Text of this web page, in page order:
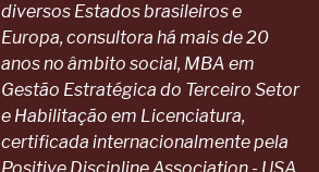
diversos Estados brasileiros e
Europa, consultora há mais de 20
anos no âmbito social, MBA em
Gestão Estratégica do Terceiro Setor
e Habilitação em Licenciatura,
certificada internacionalmente pela